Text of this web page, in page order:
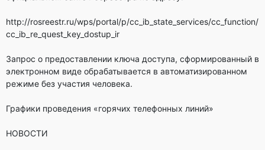
http://rosreestr.ru/wps/portal/p/cc_ib_state_services/cc_function/
cc_ib_re_quest_key_dostup_ir
Запрос о предоставлении ключа доступа, сформированный в
электронном виде обрабатывается в автоматизированном
режиме без участия человека.
Графики проведения «горячих телефонных линий»
НОВОСТИ